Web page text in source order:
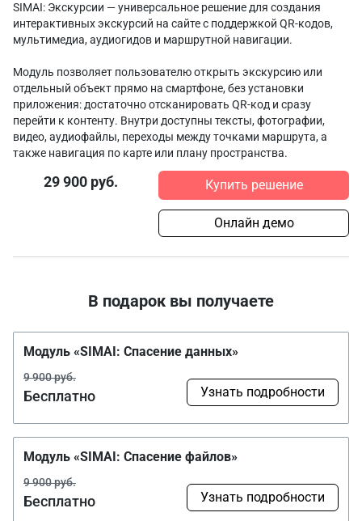
SIMAI: Экскурсии — универсальное решение для создания
интерактивных экскурсий на сайте с поддержкой QR-кодов,
мультимедиа, аудиогидов и маршрутной навигации.
Модуль позволяет пользователю открыть экскурсию или
отдельный объект прямо на смартфоне, без установки
приложения: достаточно отсканировать QR-код и сразу
перейти к контенту. Внутри доступны тексты, фотографии,
видео, аудиофайлы, переходы между точками маршрута, а
также навигация по карте или плану пространства.
29 900 руб. Купить решение
Онлайн демо
В подарок вы получаете
Модуль «SIMAI: Спасение данных»
9 900 руб.
Бесплатно Узнать подробности
Модуль «SIMAI: Спасение файлов»
9 900 руб.
Бесплатно Узнать подробности